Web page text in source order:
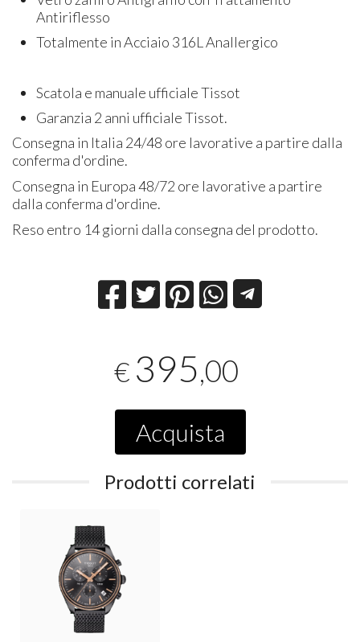
Antiriflesso
Totalmente in Acciaio 316L Anallergico
Scatola e manuale ufficiale Tissot
Garanzia 2 anni ufficiale Tissot.
Consegna in Italia 24/48 ore lavorative a partire dalla
conferma d'ordine.
Consegna in Europa 48/72 ore lavorative a partire
dalla conferma d'ordine.
Reso entro 14 giorni dalla consegna del prodotto.
€ 395,00
Acquista
Prodotti correlati